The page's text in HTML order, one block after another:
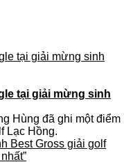
tại giải mừng sinh
Hùng đã ghi một điểm
Lạc Hồng.